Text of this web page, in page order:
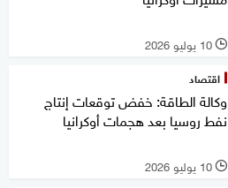
l 10 يوليو 2026
اقتصاد
وكالة الطاقة: خفض توقعات إنتاج
نفط روسيا بعد هجمات أوكرانيا
l 10 يوليو 2026